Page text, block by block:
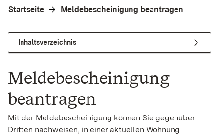
Startseite Meldebescheinigung beantragen
Inhaltsverzeichnis
Meldebescheinigung
beantragen
Mit der Meldebescheinigung können Sie gegenüber
Dritten nachweisen, in einer aktuellen Wohnung